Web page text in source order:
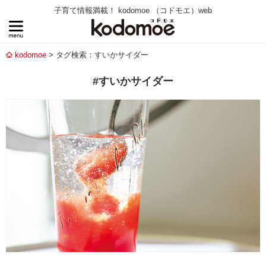
子育て情報満載！ kodomoe （コドモエ）web
kodomoe タグ検索：すいかサイダー
#すいかサイダー